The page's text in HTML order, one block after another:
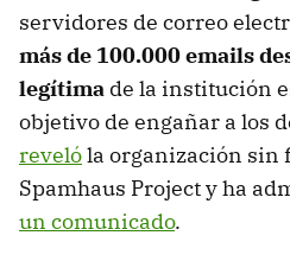
servidores de correo
más de 100.000 emails
legítima de la institución
objetivo de engañar a los
revelóla organización sin
Spamhaus Project y ha
un comunicado.